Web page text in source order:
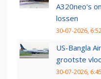
A320neo's
lossen
30-07-2026,
US-Bangla
grootste
30-07-2026, 6:45